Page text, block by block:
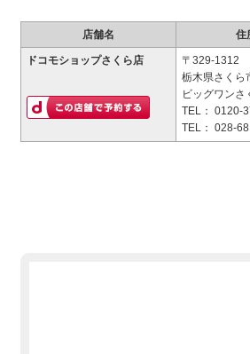
店舗名 住
ドコモショップさくら店
〒329-1312
栃木県さくら
ビッグワンさ
TEL： 0120-
TEL： 028-